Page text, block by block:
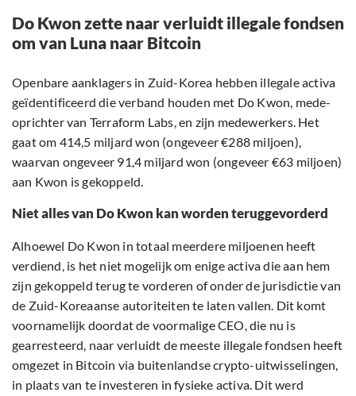
Do Kwon zette naar verluidt illegale fondsen
om van Luna naar Bitcoin
Openbare aanklagers in Zuid-Korea hebben illegale activa
geïdentificeerd die verband houden met Do Kwon, mede-
oprichter van Terraform Labs, en zijn medewerkers. Het
gaat om 414,5 miljard won (ongeveer €288 miljoen),
waarvan ongeveer 91,4 miljard won (ongeveer €63 miljoen)
aan Kwon is gekoppeld.
Niet alles van Do Kwon kan worden teruggevorderd
Alhoewel Do Kwon in totaal meerdere miljoenen heeft
verdiend, is het niet mogelijk om enige activa die aan hem
zijn gekoppeld terug te vorderen of onder de jurisdictie van
de Zuid-Koreaanse autoriteiten te laten vallen. Dit komt
voornamelijk doordat de voormalige CEO, die nu is
gearresteerd, naar verluidt de meeste illegale fondsen heeft
omgezet in Bitcoin via buitenlandse crypto-uitwisselingen,
in plaats van te investeren in fysieke activa. Dit werd